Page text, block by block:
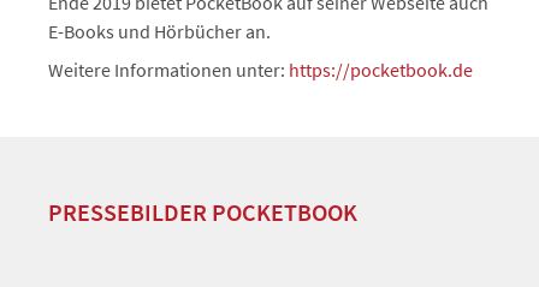
E-Books und Hörbücher an.
Weitere Informationen unter: https://pocketbook.de
PRESSEBILDER POCKETBOOK